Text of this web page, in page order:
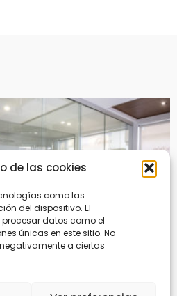
de las cookies
como las
del dispositivo. El
datos como el
únicas en este sitio. No
a ciertas